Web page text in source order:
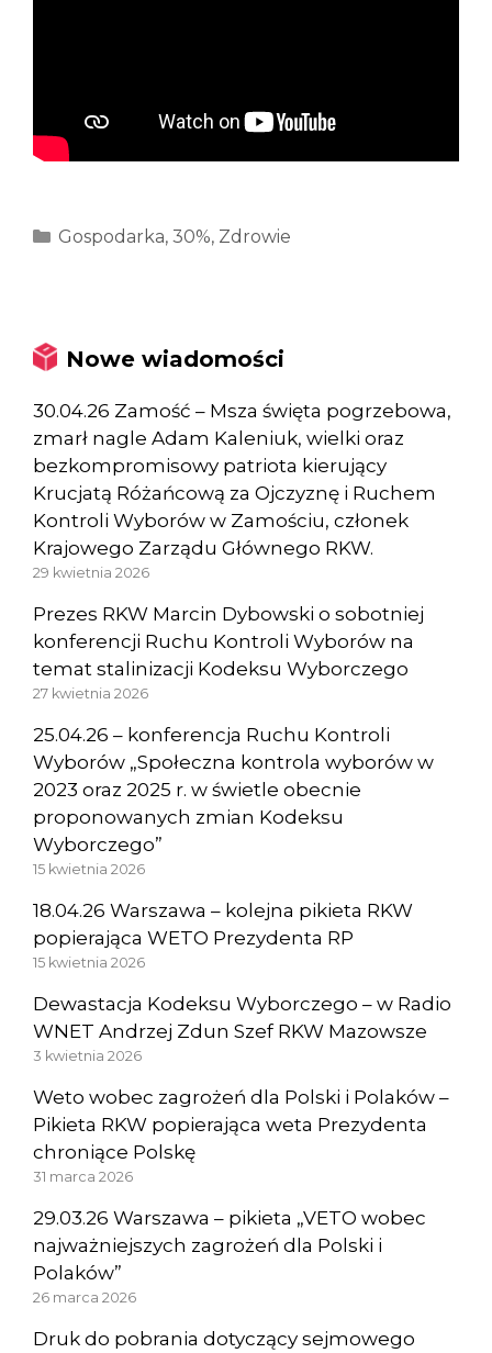
Kategorie
Gospodarka, 30%, Zdrowie
Nowe wiadomości
30.04.26 Zamość – Msza święta pogrzebowa,
zmarł nagle Adam Kaleniuk, wielki oraz
bezkompromisowy patriota kierujący
Krucjatą Różańcową za Ojczyznę i Ruchem
Kontroli Wyborów w Zamościu, członek
Krajowego Zarządu Głównego RKW.
29 kwietnia 2026
Prezes RKW Marcin Dybowski o sobotniej
konferencji Ruchu Kontroli Wyborów na
temat stalinizacji Kodeksu Wyborczego
27 kwietnia 2026
25.04.26 – konferencja Ruchu Kontroli
Wyborów „Społeczna kontrola wyborów w
2023 oraz 2025 r. w świetle obecnie
proponowanych zmian Kodeksu
Wyborczego”
15 kwietnia 2026
18.04.26 Warszawa – kolejna pikieta RKW
popierająca WETO Prezydenta RP
15 kwietnia 2026
Dewastacja Kodeksu Wyborczego – w Radio
WNET Andrzej Zdun Szef RKW Mazowsze
3 kwietnia 2026
Weto wobec zagrożeń dla Polski i Polaków –
Pikieta RKW popierająca weta Prezydenta
chroniące Polskę
31 marca 2026
29.03.26 Warszawa – pikieta „VETO wobec
najważniejszych zagrożeń dla Polski i
Polaków”
26 marca 2026
Druk do pobrania dotyczący sejmowego